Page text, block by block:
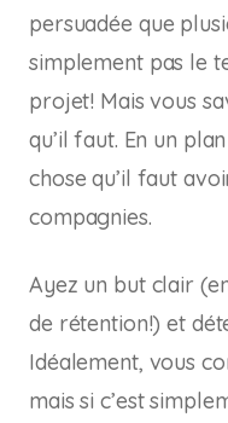
persuadée que
simplement pas le
projet! Mais vous
qu’il faut. En un
chose qu’il faut
compagnies.
Ayez un but clair
de rétention!) et
Idéalement, vous
mais si c’est